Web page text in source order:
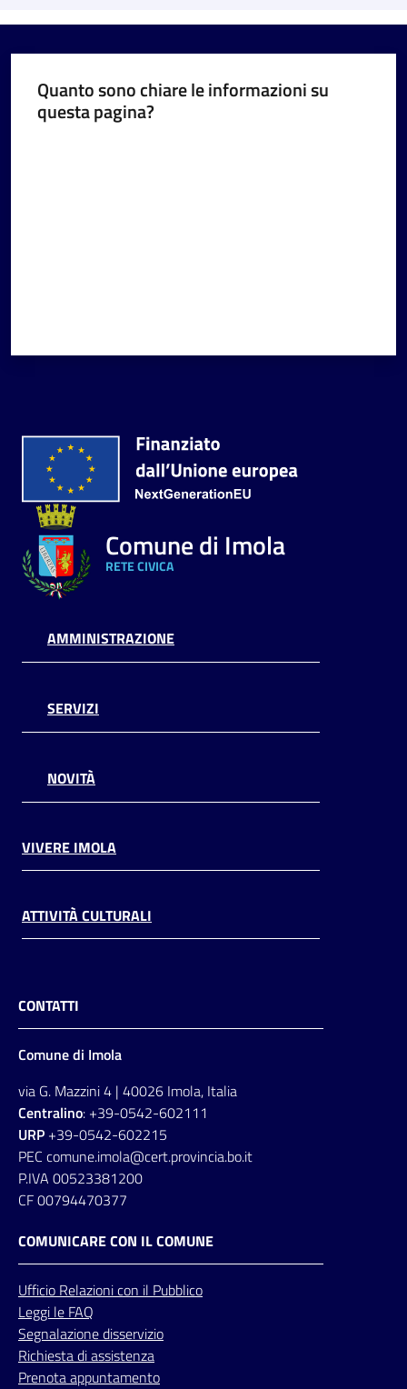
Quanto sono chiare le informazioni su
questa pagina?
Comune di Imola
RETE CIVICA
AMMINISTRAZIONE
SERVIZI
NOVITÀ
VIVERE IMOLA
ATTIVITÀ CULTURALI
CONTATTI
Comune di Imola
via G. Mazzini 4 | 40026 Imola, Italia
Centralino: +39-0542-602111
URP +39-0542-602215
PEC comune.imola@cert.provincia.bo.it
P.IVA 00523381200
CF 00794470377
COMUNICARE CON IL COMUNE
Ufficio Relazionicon il Pubblico
Leggi le FAQ
Segnalazione disservizio
Richiesta di assistenza
Prenota appuntamento